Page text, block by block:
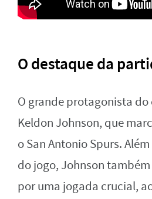
O destaque da
O grande protagonista
Keldon Johnson, que
o San Antonio Spurs.
do jogo, Johnson
por uma jogada crucial,